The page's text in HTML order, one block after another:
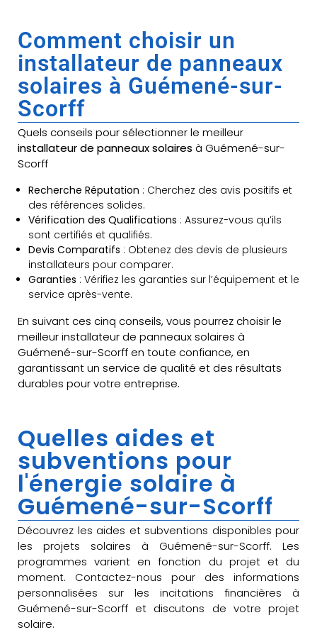
Comment choisir un
installateur de panneaux
solaires à Guémené-sur-
Scorff
Quels conseils pour sélectionner le meilleur
installateur de panneaux solaires à Guémené-sur-
Scorff
Recherche Réputation : Cherchez des avis positifs et
des références solides.
Vérification des Qualifications : Assurez-vous qu’ils
sont certifiés et qualifiés.
Devis Comparatifs : Obtenez des devis de plusieurs
installateurs pour comparer.
Garanties : Vérifiez les garanties sur l’équipement et le
service après-vente.
En suivant ces cinq conseils, vous pourrez choisir le
meilleur installateur de panneaux solaires à
Guémené-sur-Scorff en toute confiance, en
garantissant un service de qualité et des résultats
durables pour votre entreprise.
Quelles aides et
subventions pour
l'énergie solaire à
Guémené-sur-Scorff
Découvrez les aides et subventions disponibles pour
les projets solaires à Guémené-sur-Scorff. Les
programmes varient en fonction du projet et du
moment. Contactez-nous pour des informations
personnalisées sur les incitations financières à
Guémené-sur-Scorff et discutons de votre projet
solaire.